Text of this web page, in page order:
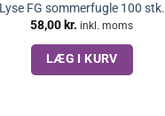
FG sommerfugle 100 stk.
58,00kr. inkl. moms
LÆG I KURV